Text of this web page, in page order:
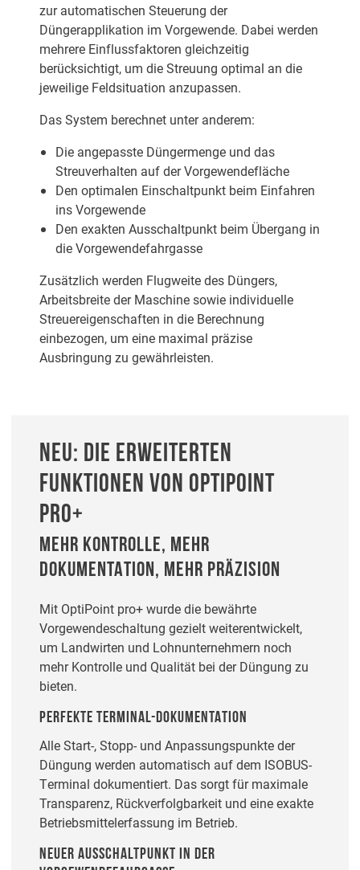
zur automatischen Steuerung der
Düngerapplikation im Vorgewende. Dabei werden
mehrere Einflussfaktoren gleichzeitig
berücksichtigt, um die Streuung optimal an die
jeweilige Feldsituation anzupassen.
Das System berechnet unter anderem:
Die angepasste Düngermenge und das
Streuverhalten auf der Vorgewendefläche
Den optimalen Einschaltpunkt beim Einfahren
ins Vorgewende
Den exakten Ausschaltpunkt beim Übergang in
die Vorgewendefahrgasse
Zusätzlich werden Flugweite des Düngers,
Arbeitsbreite der Maschine sowie individuelle
Streuereigenschaften in die Berechnung
einbezogen, um eine maximal präzise
Ausbringung zu gewährleisten.
NEU: DIE ERWEITERTEN
FUNKTIONEN VON OPTIPOINT
PRO+
MEHR KONTROLLE, MEHR
DOKUMENTATION, MEHR PRÄZISION
Mit OptiPoint pro+ wurde die bewährte
Vorgewendeschaltung gezielt weiterentwickelt,
um Landwirten und Lohnunternehmern noch
mehr Kontrolle und Qualität bei der Düngung zu
bieten.
PERFEKTE TERMINAL-DOKUMENTATION
Alle Start-, Stopp- und Anpassungspunkte der
Düngung werden automatisch auf dem ISOBUS-
Terminal dokumentiert. Das sorgt für maximale
Transparenz, Rückverfolgbarkeit und eine exakte
Betriebsmittelerfassung im Betrieb.
NEUER AUSSCHALTPUNKT IN DER